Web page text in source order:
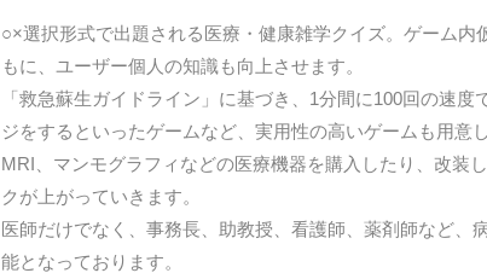
○×選択形式で出題される医療・健康雑学クイズ。ゲーム内
もに、ユーザー個人の知識も向上させます。
「救急蘇生ガイドライン」に基づき、1分間に100回の速
ジをするといったゲームなど、実用性の高いゲームも用意
MRI、マンモグラフィなどの医療機器を購入したり、改装
クが上がっていきます。
医師だけでなく、事務長、助教授、看護師、薬剤師など、
能となっております。